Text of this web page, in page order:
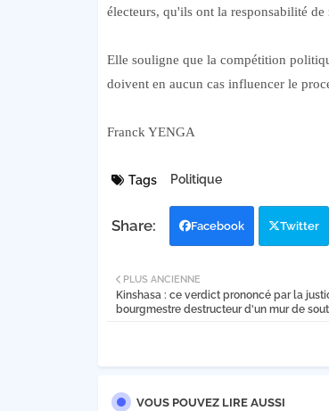
électeurs, qu'ils ont la responsabilité
Elle souligne que la compétition
doivent en aucun cas influencer le
Franck YENGA
Tags Politique
Facebook Twitter
PLUS ANCIENNE
Kinshasa : ce verdict prononcé par la
bourgmestre destructeur d'un mur de
VOUS POUVEZ LIRE AUSSI